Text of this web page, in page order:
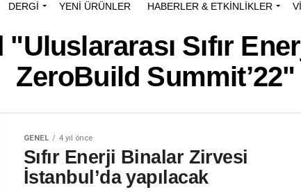
DERGİ YENI ÜRÜNLER HABERLER & ETKINLIKLER
Sıfır
ZeroBuild Summit’22"
GENEL 4 yıl önce
Sıfır Enerji Binalar Zirvesi
İstanbul’da yapılacak